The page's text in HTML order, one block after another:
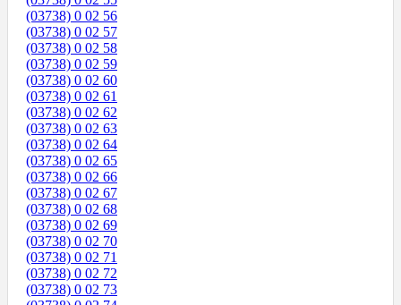
(03738) 0 02 56
(03738) 0 02 57
(03738) 0 02 58
(03738) 0 02 59
(03738) 0 02 60
(03738) 0 02 61
(03738) 0 02 62
(03738) 0 02 63
(03738) 0 02 64
(03738) 0 02 65
(03738) 0 02 66
(03738) 0 02 67
(03738) 0 02 68
(03738) 0 02 69
(03738) 0 02 70
(03738) 0 02 71
(03738) 0 02 72
(03738) 0 02 73